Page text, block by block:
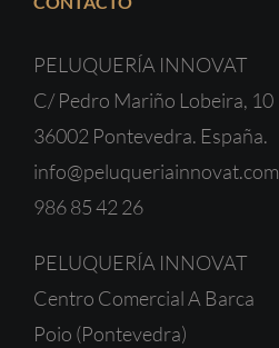
PELUQUERÍA INNOVAT
C/ Pedro Mariño Lobeira, 10
36002 Pontevedra. España.
info@peluqueriainnovat.com
986 85 42 26
PELUQUERÍA INNOVAT
Centro Comercial A Barca
Poio (Pontevedra)